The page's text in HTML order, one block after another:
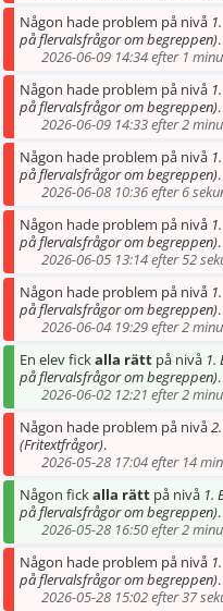
Någon hade problem på nivå
på flervalsfrågor om begreppen).
2026-06-09 14:34 efter 1
Någon hade problem på nivå
på flervalsfrågor om begreppen).
2026-06-09 14:33 efter 2
Någon hade problem på nivå
på flervalsfrågor om begreppen).
2026-06-08 10:36 efter 6
Någon hade problem på nivå
på flervalsfrågor om begreppen).
2026-06-05 13:14 efter 52
Någon hade problem på nivå
på flervalsfrågor om begreppen).
2026-06-04 19:29 efter 2
En elev fickalla rätt på nivå 1.
på flervalsfrågor om begreppen).
2026-06-02 12:21 efter 2
Någon hade problem på nivå
(Fritextfrågor).
2026-05-28 17:04 efter 14
Någon fickalla rätt på nivå 1.
på flervalsfrågor om begreppen).
2026-05-28 16:50 efter 2
Någon hade problem på nivå
på flervalsfrågor om begreppen).
2026-05-28 15:02 efter 37